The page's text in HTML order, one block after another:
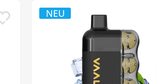
NEU